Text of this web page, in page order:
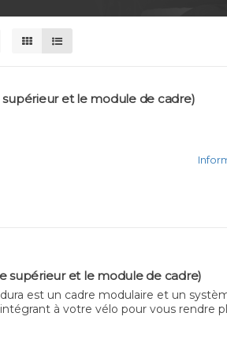
et le module de cadre)
supérieur et le module de cadre)
est un cadre modulaire et un
à votre vélo pour vous rendre